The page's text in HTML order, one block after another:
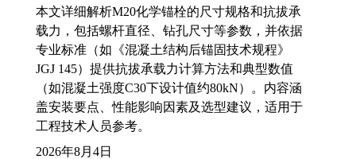
本文详细解析M20化学锚栓的尺寸规格和抗拔承
载力，包括螺杆直径、钻孔尺寸等参数，并依据
专业标准（如《混凝土结构后锚固技术规程》
JGJ 145）提供抗拔承载力计算方法和典型数值
（如混凝土强度C30下设计值约80kN）。内容涵
盖安装要点、性能影响因素及选型建议，适用于
工程技术人员参考。
2026年8月4日